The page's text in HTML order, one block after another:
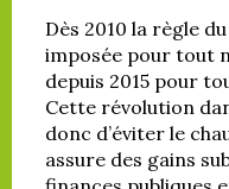
Dès 2010 la règle
imposée pour tout
depuis 2015 pour
Cette révolution
donc d’éviter le
assure des gains